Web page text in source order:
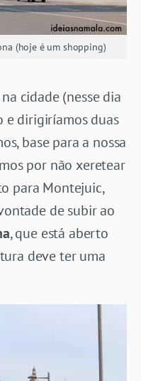
(hoje é um shopping)
cidade (nesse dia
e dirigiríamos duas
base para a nossa
por não xeretear
para Montejuic,
de subir ao
, que está aberto
deve ter uma